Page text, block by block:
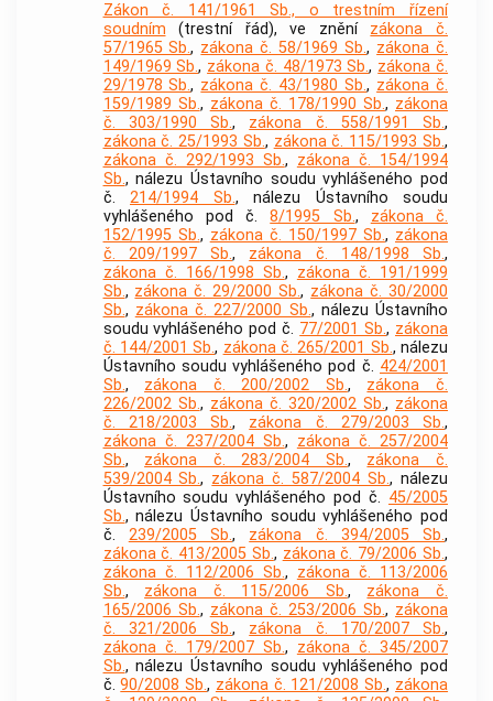
Zákon č. 141/1961 Sb., o trestním řízení
soudním (trestní řád), ve znění zákona č.
57/1965 Sb., zákona č. 58/1969 Sb., zákona č.
149/1969 Sb., zákona č. 48/1973 Sb., zákona č.
29/1978 Sb., zákona č. 43/1980 Sb., zákona č.
159/1989 Sb., zákona č. 178/1990 Sb., zákona
č. 303/1990 Sb., zákona č. 558/1991 Sb.,
zákona č. 25/1993 Sb., zákona č. 115/1993 Sb.,
zákona č. 292/1993 Sb., zákona č. 154/1994
Sb., nálezu Ústavního soudu vyhlášeného pod
č. 214/1994 Sb., nálezu Ústavního soudu
vyhlášeného pod č.8/1995 Sb., zákona č.
152/1995 Sb., zákona č. 150/1997 Sb., zákona
č. 209/1997 Sb., zákona č. 148/1998 Sb.,
zákona č. 166/1998 Sb., zákona č. 191/1999
Sb., zákona č. 29/2000 Sb., zákona č. 30/2000
Sb., zákona č. 227/2000 Sb., nálezu Ústavního
soudu vyhlášeného pod č. 77/2001 Sb., zákona
č. 144/2001 Sb., zákona č. 265/2001 Sb., nálezu
Ústavního soudu vyhlášeného pod č. 424/2001
Sb., zákona č. 200/2002 Sb., zákona č.
226/2002 Sb., zákona č. 320/2002 Sb., zákona
č. 218/2003 Sb., zákona č. 279/2003 Sb.,
zákona č. 237/2004 Sb., zákona č. 257/2004
Sb., zákona č. 283/2004 Sb., zákona č.
539/2004 Sb., zákona č. 587/2004 Sb., nálezu
Ústavního soudu vyhlášeného pod č. 45/2005
Sb., nálezu Ústavního soudu vyhlášeného pod
č. 239/2005 Sb., zákona č. 394/2005 Sb.,
zákona č. 413/2005 Sb., zákona č. 79/2006 Sb.,
zákona č. 112/2006 Sb., zákona č. 113/2006
Sb., zákona č. 115/2006 Sb., zákona č.
165/2006 Sb., zákona č. 253/2006 Sb., zákona
č. 321/2006 Sb., zákona č. 170/2007 Sb.,
zákona č. 179/2007 Sb., zákona č. 345/2007
Sb., nálezu Ústavního soudu vyhlášeného pod
č.90/2008 Sb., zákona č. 121/2008 Sb., zákona